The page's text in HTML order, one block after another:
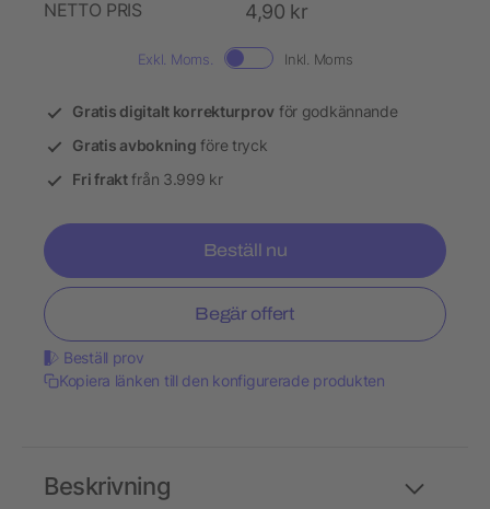
NETTO PRIS
4,90 kr
Exkl. Moms. Inkl. Moms
Gratis digitalt korrekturprov för godkännande
Gratis avbokning före tryck
Fri fraktfrån 3.999 kr
Beställ nu
Begär offert
Beställ prov
Kopiera länken till den konfigurerade produkten
Beskrivning